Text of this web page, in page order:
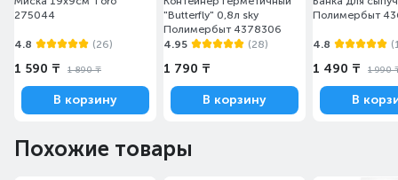
275044
4.8 (26)
1 590 ₸ 1 890 ₸
В корзину
"Butterfly" 0,8л sky
Полимербыт 4378306
4.95
(28)
1 790 ₸
В корзину
Полимербыт
4.8
1 490 ₸ 1 990
В
Похожие товары